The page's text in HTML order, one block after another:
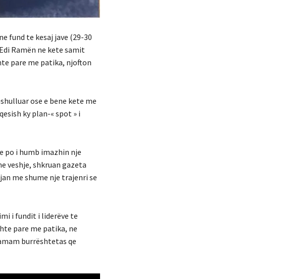
fund te kesaj jave (29-30
Ramën ne kete samit
pare me patika, njofton
ose e bene kete me
ky plan-« spot » i
po i humb imazhin nje
veshje, shkruan gazeta
me shume nje trajenri se
i fundit i liderëve te
pare me patika, ne
burrështetas qe